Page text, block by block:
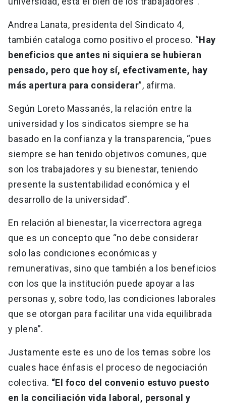
Andrea Lanata, presidenta del Sindicato 4,
también cataloga como positivo el proceso. “Hay
beneficios que antes ni siquiera se hubieran
pensado, pero que hoy sí, efectivamente, hay
más apertura para considerar”, afirma.
Según Loreto Massanés, la relación entre la
universidad y los sindicatos siempre se ha
basado en la confianza y la transparencia, “pues
siempre se han tenido objetivos comunes, que
son los trabajadores y su bienestar, teniendo
presente la sustentabilidad económica y el
desarrollo de la universidad”.
En relación al bienestar, la vicerrectora agrega
que es un concepto que “no debe considerar
solo las condiciones económicas y
remunerativas, sino que también a los beneficios
con los que la institución puede apoyar a las
personas y, sobre todo, las condiciones laborales
que se otorgan para facilitar una vida equilibrada
y plena”.
Justamente este es uno de los temas sobre los
cuales hace énfasis el proceso de negociación
colectiva. “El foco del convenio estuvo puesto
en la conciliación vida laboral, personal y